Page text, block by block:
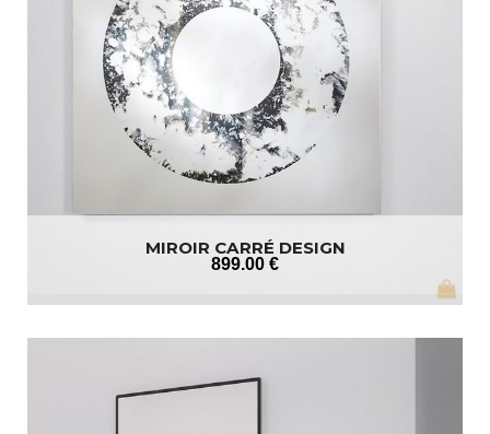
MIROIR CARRÉ DESIGN
899.00 €